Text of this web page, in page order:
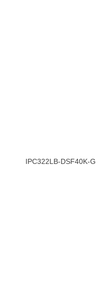
IPC322LB-DSF40K-G